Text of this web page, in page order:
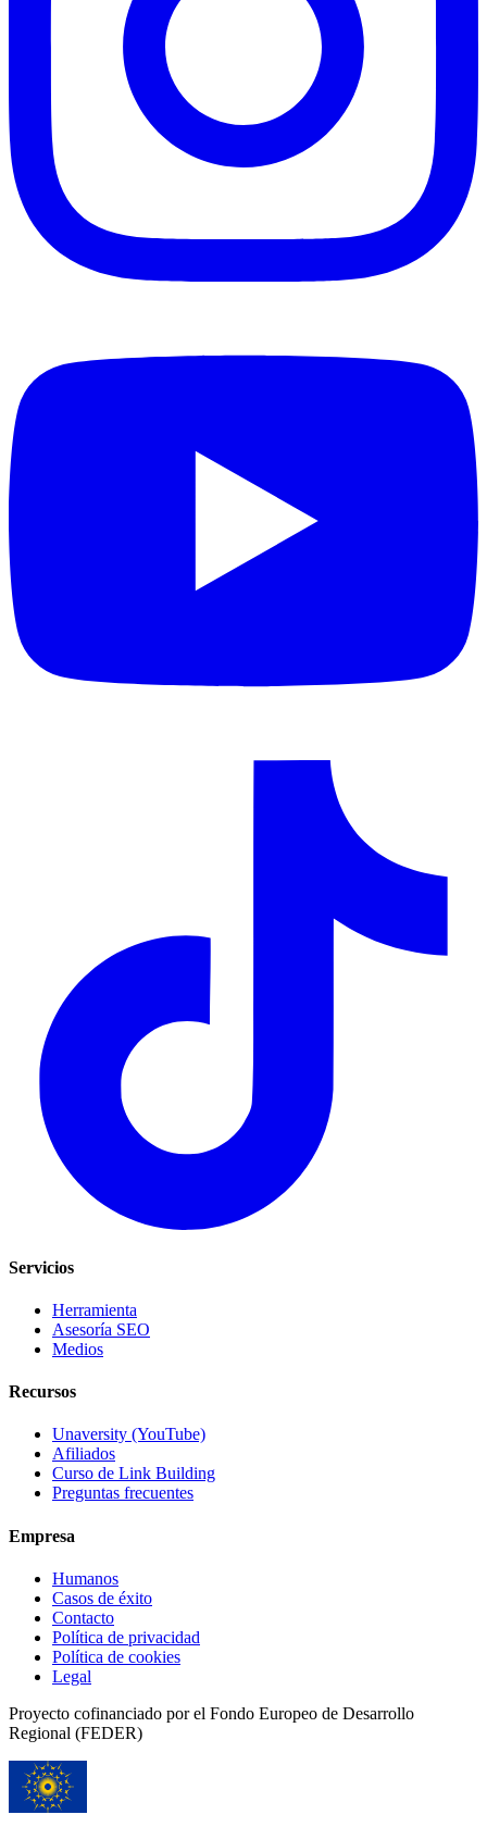
Servicios
Herramienta
Asesoría SEO
Medios
Recursos
Unaversity (YouTube)
Afiliados
Curso de Link Building
Preguntas frecuentes
Empresa
Humanos
Casos de éxito
Contacto
Política de privacidad
Política de cookies
Legal
Proyecto cofinanciado por el Fondo Europeo de Desarrollo
Regional (FEDER)